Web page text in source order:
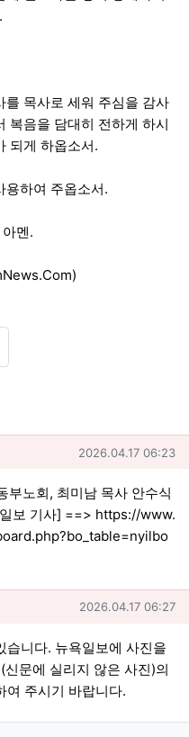
목사로 세워 주심을 감사
복음을 담대히 전하게 하시
되게 하옵소서.
용하여 주옵소서.
멘.
공유
작성일
2026.04.17 06:23
부노회, 최미남 목사 안수식
보 기사] ==> https://www.
작성일
2026.04.17 06:27
습니다. 뉴욕일보에 사진을
문에 실리지 않은 사진)의
여 주시기 바랍니다.